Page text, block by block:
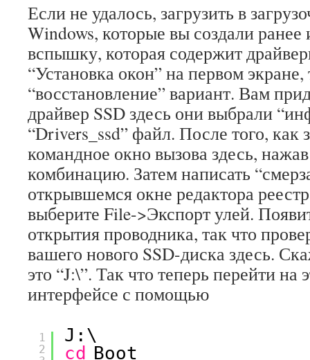
Если не удалось, загрузить в
Windows, которые вы создали ранее
вспышку, которая содержит
“Установка окон” на первом
“восстановление” вариант. Вам
драйвер SSD здесь они выбрали
“Drivers_ssd” файл. После того, как
командное окно вызова здесь,
комбинацию. Затем написать
открывшемся окне редактора
выберите File->Экспорт улей.
открытия проводника, так что
вашего нового SSD-диска здесь.
это “J:\”. Так что теперь перейти на
интерфейсе с помощью
1
2
J:\
cd Boot